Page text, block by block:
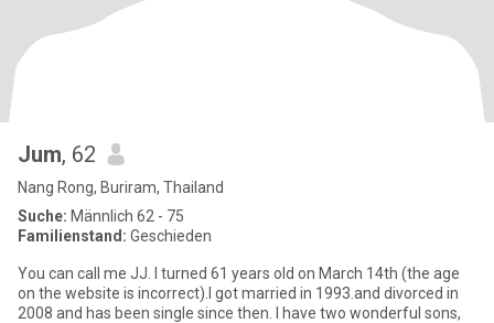
Jum, 62
Nang Rong, Buriram, Thailand
Suche: Männlich 62 - 75
Familienstand: Geschieden
You can call me JJ. I turned 61 years old on March 14th (the age
on the website is incorrect).I got married in 1993.and divorced in
2008 and has been single since then. I have two wonderful sons,